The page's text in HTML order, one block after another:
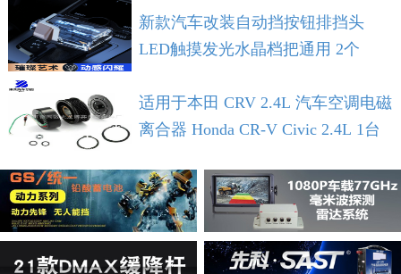
新款汽车改装自动挡按钮排挡头
LED触摸发光水晶档把通用 2个
适用于本田 CRV 2.4L 汽车空调电磁
离合器 Honda CR-V Civic 2.4L 1台